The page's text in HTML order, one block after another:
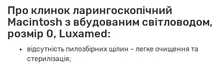
Про клинок ларингоскопічний
Macintosh з вбудованим світловодом,
розмір 0, Luxamed:
відсутність пилозбірних щілин – легке очищення та
стерилізація;